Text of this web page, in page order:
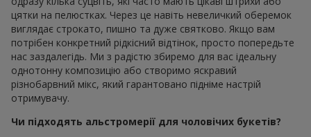
цятки на пелюстках. Через це навіть невеличкий оберемок
виглядає строкато, пишно та дуже святково. Якщо вам
потрібен конкретний рідкісний відтінок, просто попередьте
нас заздалегідь. Ми з радістю збиремо для вас ідеальну
однотонну композицію або створимо яскравий
різнобарвний мікс, який гарантовано підніме настрій
отримувачу.
Чи підходять альстромерії для чоловічих букетів?